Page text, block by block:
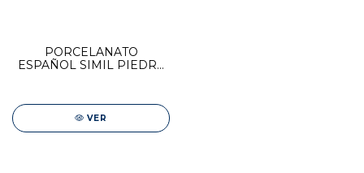
PORCELANATO
ESPAÑOL SIMIL PIEDRA
VER